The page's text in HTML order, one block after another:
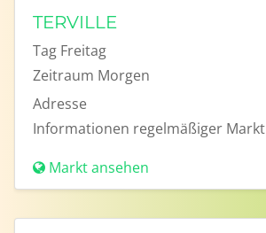
TERVILLE
Tag Freitag
Zeitraum Morgen
Adresse
Informationen regelmäßiger Markt
Markt ansehen